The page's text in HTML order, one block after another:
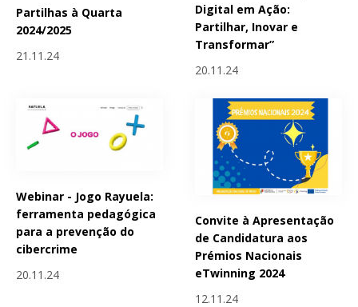
Partilhas à Quarta
2024/2025
21.11.24
Digital em Ação:
Partilhar, Inovar e
Transformar”
20.11.24
Webinar - Jogo Rayuela:
ferramenta pedagógica
para a prevenção do
cibercrime
20.11.24
Convite à Apresentação
de Candidatura aos
Prémios Nacionais
eTwinning 2024
12.11.24